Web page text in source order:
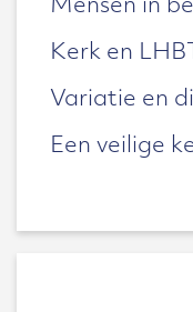
Mensen in
Kerk en
Variatie en
Een veilige